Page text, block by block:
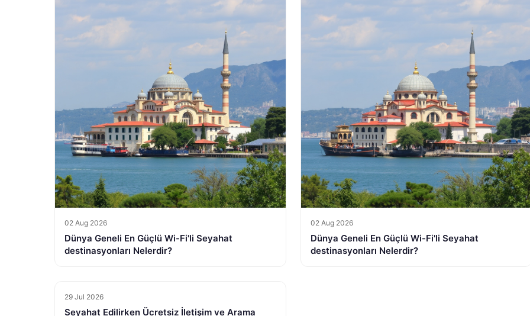
02 Aug 2026
Dünya Geneli En Güçlü Wi-Fi'li Seyahat
destinasyonları Nelerdir?
02 Aug 2026
Dünya Geneli En Güçlü Wi-Fi'li Seyahat
destinasyonları Nelerdir?
29 Jul 2026
Seyahat Edilirken Ücretsiz İletişim ve Arama